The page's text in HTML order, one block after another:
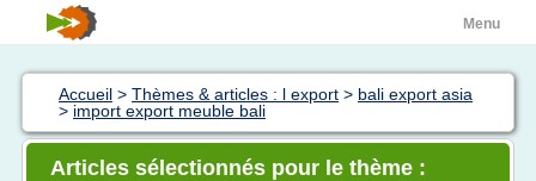
Menu
Accueil > Thèmes & articles : l export > bali export asia
> import export meuble bali
Articles sélectionnés pour le thème :